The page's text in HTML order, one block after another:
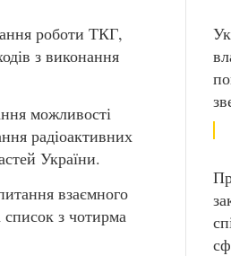
роботи ТКГ,
з виконання
можливості
радіоактивних
України.
взаємного
список з чотирма